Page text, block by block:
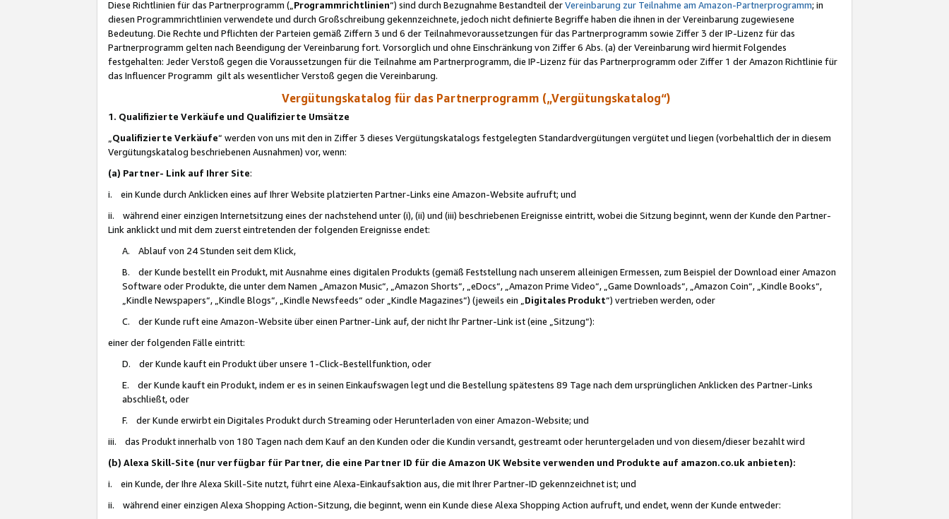
Diese Richtlinien für das Partnerprogramm („Programmrichtlinien“) sind durch Bezugnahme Bestandteil derVereinbarung zur Teilnahme am Amazon-Partnerprogramm; in
diesen Programmrichtlinien verwendete und durch Großschreibung gekennzeichnete, jedoch nicht definierte Begriffe haben die ihnen in der Vereinbarung zugewiesene
Bedeutung. Die Rechte und Pflichten der Parteien gemäß Ziffern 3 und 6 der Teilnahmevoraussetzungen für das Partnerprogramm sowie Ziffer 3 der IP-Lizenz für das
Partnerprogramm gelten nach Beendigung der Vereinbarung fort. Vorsorglich und ohne Einschränkung von Ziffer 6 Abs. (a) der Vereinbarung wird hiermit Folgendes
festgehalten: Jeder Verstoß gegen die Voraussetzungen für die Teilnahme am Partnerprogramm, die IP-Lizenz für das Partnerprogramm oder Ziffer 1 der Amazon Richtlinie für
das Influencer Programm gilt als wesentlicher Verstoß gegen die Vereinbarung.
Vergütungskatalog für das Partnerprogramm („Vergütungskatalog“)
1. Qualifizierte Verkäufe und Qualifizierte Umsätze
Qualifizierte Verkäufe“ werden von uns mit den in Ziffer 3 dieses Vergütungskatalogs festgelegten Standardvergütungen vergütet und liegen (vorbehaltlich der in diesem
Vergütungskatalog beschriebenen Ausnahmen) vor, wenn:
(a) Partner- Link auf Ihrer Site:
i. ein Kunde durch Anklicken eines auf Ihrer Website platzierten Partner-Links eine Amazon-Website aufruft; und
ii. während einer einzigen Internetsitzung eines der nachstehend unter (i), (ii) und (iii) beschriebenen Ereignisse eintritt, wobei die Sitzung beginnt, wenn der Kunde den Partner-
Link anklickt und mit dem zuerst eintretenden der folgenden Ereignisse endet:
A. Ablauf von 24 Stunden seit dem Klick,
B. der Kunde bestellt ein Produkt, mit Ausnahme eines digitalen Produkts (gemäß Feststellung nach unserem alleinigen Ermessen, zum Beispiel der Download einer Amazon
Software oder Produkte, die unter dem Namen „Amazon Music“, „Amazon Shorts“, „eDocs“, „Amazon Prime Video“, „Game Downloads“, „Amazon Coin“, „Kindle Books“,
„Kindle Newspapers“, „Kindle Blogs“, „Kindle Newsfeeds“ oder „Kindle Magazines“) (jeweils ein „ Digitales Produkt“) vertrieben werden, oder
C. der Kunde ruft eine Amazon-Website über einen Partner-Link auf, der nicht Ihr Partner-Link ist (eine „Sitzung“):
einer der folgenden Fälle eintritt:
D. der Kunde kauft ein Produkt über unsere 1-Click-Bestellfunktion, oder
E. der Kunde kauft ein Produkt, indem er es in seinen Einkaufswagen legt und die Bestellung spätestens 89 Tage nach dem ursprünglichen Anklicken des Partner-Links
abschließt, oder
F. der Kunde erwirbt ein Digitales Produkt durch Streaming oder Herunterladen von einer Amazon-Website; und
iii. das Produkt innerhalb von 180 Tagen nach dem Kauf an den Kunden oder die Kundin versandt, gestreamt oder heruntergeladen und von diesem/dieser bezahlt wird
(b) Alexa Skill-Site (nur verfügbar für Partner, die eine Partner ID für die Amazon UK Website verwenden und Produkte auf amazon.co.uk anbieten):
i. ein Kunde, der Ihre Alexa Skill-Site nutzt, führt eine Alexa-Einkaufsaktion aus, die mit Ihrer Partner-ID gekennzeichnet ist; und
ii. während einer einzigen Alexa Shopping Action-Sitzung, die beginnt, wenn ein Kunde diese Alexa Shopping Action aufruft, und endet, wenn der Kunde entweder: